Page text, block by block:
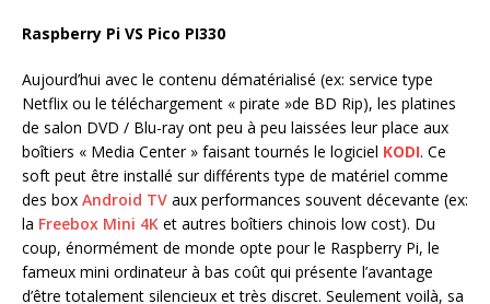
Raspberry Pi VS Pico PI330
Aujourd’hui avec le contenu dématérialisé (ex: service type
Netflix ou le téléchargement « pirate »de BD Rip), les platines
de salon DVD / Blu-ray ont peu à peu laissées leur place aux
boîtiers « Media Center » faisant tournés le logiciel KODI. Ce
soft peut être installé sur différents type de matériel comme
des box Android TV aux performances souvent décevante (ex:
la Freebox Mini 4K et autres boîtiers chinois low cost). Du
coup, énormément de monde opte pour le Raspberry Pi, le
fameux mini ordinateur à bas coût qui présente l’avantage
d’être totalement silencieux et très discret. Seulement voilà, sa